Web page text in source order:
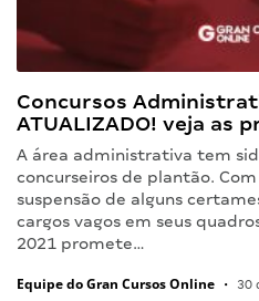
Concursos
ATUALIZADO! veja as
A área administrativa tem
concurseiros de plantão.
suspensão de alguns
cargos vagos em seus
2021 promete…
Equipe do Gran Cursos Online • 30